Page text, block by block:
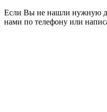
Если Вы не нашли нужную
нами по телефону или